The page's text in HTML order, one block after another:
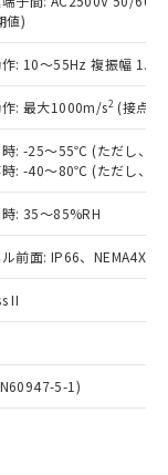
値)
作: 10～55Hz 複振幅
作: 最大1000m/s2 (接点
: -25～55℃ (ただし、氷
: -40～80℃ (ただし、氷
: 35～85%RH
前面: IP66、NEMA4X,
II
5-1)
格はお客
担当のオ
販売員に
社販売拠
をご確認
または開
作成サー
、I-Web
る必要が
当社にご
て、当社
当社の製
ルヘキシ
ル酸ブチ
ブチル
器に対する
を超える意
、予定
ニルエーテ
ルベンジ
てが基
て有害物
な影響を
合は、完
出されな
ミサイ
はその他
等に一切
販売する
内容を当
当社は、
係者が違
庫あり
につ
先、ま
ン制御
にご確
状況の